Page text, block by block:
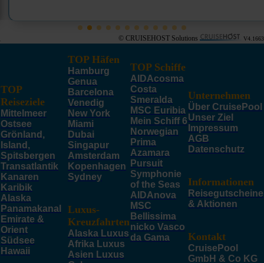
© CRUISEHOST Solutions V4.1663
TOP
Reiseziele
Mittelmeer
Ostsee
Grönland,
Island,
Spitsbergen
Transatlantik
Kanaren
Karibik
Alaska
Panamakanal
Emirate &
Orient
Südsee
Hawaii
TOP Häfen
Hamburg
Genua
Barcelona
Venedig
New York
Miami
Dubai
Singapur
Amsterdam
Kopenhagen
Sydney
Luxus-
Kreuzfahrten
Alaska Luxus
Afrika Luxus
Asien Luxus
TOP Schiffe
AIDAcosma
Costa
Smeralda
MSC Euribia
Mein Schiff 6
Norwegian
Prima
Azamara
Pursuit
Symphonie
of the Seas
AIDAnova
MSC
Bellissima
nicko Vasco
da Gama
Unternehmen
Über CruisePool
Unser Ziel
Impressum
AGB
Datenschutz
Informationen
Reisegutscheine
& Aktionen
Kontakt
CruisePool
GmbH & Co KG